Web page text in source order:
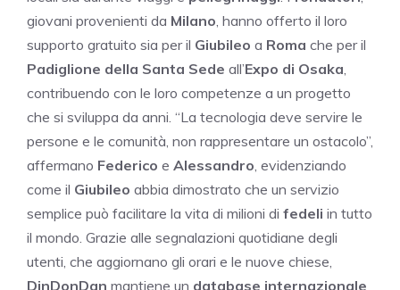
giovani provenienti da Milano, hanno offerto il loro
supporto gratuito sia per il Giubileo a Roma che per il
Padiglione della Santa Sede all’Expo di Osaka,
contribuendo con le loro competenze a un progetto
che si sviluppa da anni. “La tecnologia deve servire le
persone e le comunità, non rappresentare un ostacolo”,
affermano Federico e Alessandro, evidenziando
come il Giubileo abbia dimostrato che un servizio
semplice può facilitare la vita di milioni di fedeli in tutto
il mondo. Grazie alle segnalazioni quotidiane degli
utenti, che aggiornano gli orari e le nuove chiese,
DinDonDan mantiene un database internazionale